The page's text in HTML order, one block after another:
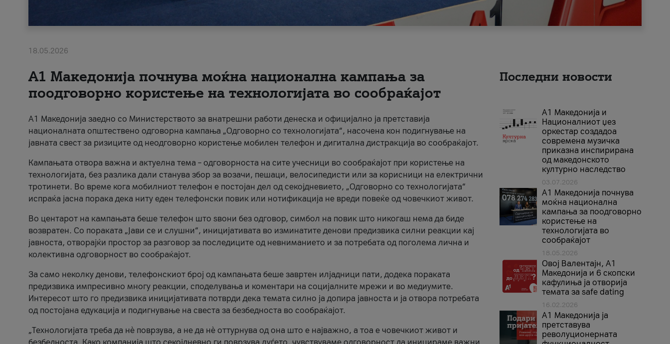
18.05.2026
A1 Македонија почнува моќна национална кампања за
поодговорно користење на технологијата во сообраќајот
A1 Македонија заедно со Министерството за внатрешни работи денеска и официјално ја претставија
националната општествено одговорна кампања „Одговорно со технологијата“, насочена кон подигнување на
јавната свест за ризиците од неодговорно користење мобилен телефон и дигитална дистракција во сообраќајот.
Кампањата отвора важна и актуелна тема – одговорноста на сите учесници во сообраќајот при користење на
технологијата, без разлика дали станува збор за возачи, пешаци, велосипедисти или за корисници на електрични
тротинети. Во време кога мобилниот телефон е постојан дел од секојдневието, „Одговорно со технологијата“
испраќа јасна порака дека ниту еден телефонски повик или нотификација не вреди повеќе од човечкиот живот.
Во центарот на кампањата беше телефон што ѕвони без одговор, симбол на повик што никогаш нема да биде
возвратен. Со пораката „Јави се и слушни“, иницијативата во изминатите денови предизвика силни реакции кај
јавноста, отворајќи простор за разговор за последиците од невниманието и за потребата од поголема лична и
колективна одговорност во сообраќајот.
За само неколку денови, телефонскиот број од кампањата беше завртен илјадници пати, додека пораката
предизвика импресивно многу реакции, споделувања и коментари на социјалните мрежи и во медиумите.
Интересот што го предизвика иницијативата потврди дека темата силно ја допира јавноста и ја отвора потребата
од постојана едукација и подигнување на свеста за безбедноста во сообраќајот.
„Технологијата треба да нè поврзува, а не да нè оттурнува од она што е најважно, а тоа е човечкиот живот и
Последни новости
А1 Македонија и
Националниот џез
оркестар создадоа
современа музичка
приказна инспирирана
од македонското
културно наследство
03.07.2026
A1 Македонија почнува
моќна национална
кампања за поодговорно
користење на
технологијата во
сообраќајот
18.05.2026
Овој Валентајн, A1
Македонија и 6 скопски
кафулиња ја отворија
темата за safe dating
16.02.2026
А1 Македонија ја
претставува
револуционерната